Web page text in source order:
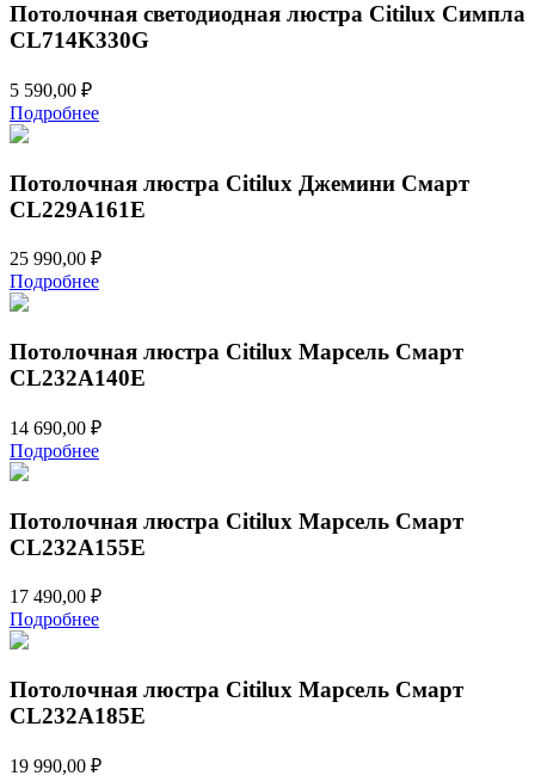
Потолочная светодиодная люстра Citilux Симпла
CL714K330G
5 590,00 ₽
Подробнее
Потолочная люстра Citilux Джемини Смарт
CL229A161E
25 990,00 ₽
Подробнее
Потолочная люстра Citilux Марсель Смарт
CL232A140E
14 690,00 ₽
Подробнее
Потолочная люстра Citilux Марсель Смарт
CL232A155E
17 490,00 ₽
Подробнее
Потолочная люстра Citilux Марсель Смарт
CL232A185E
19 990,00 ₽